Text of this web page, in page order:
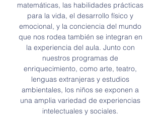
matemáticas, las habilidades prácticas
para la vida, el desarrollo físico y
emocional, y la conciencia del mundo
que nos rodea también se integran en
la experiencia del aula. Junto con
nuestros programas de
enriquecimiento, como arte, teatro,
lenguas extranjeras y estudios
ambientales, los niños se exponen a
una amplia variedad de experiencias
intelectuales y sociales.